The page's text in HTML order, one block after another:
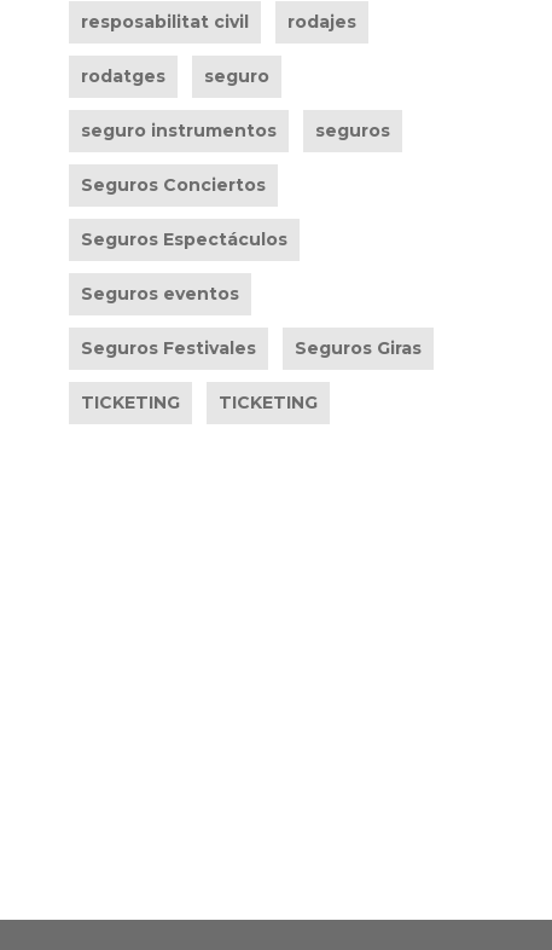
resposabilitat civil rodajes
rodatges seguro
seguro instrumentos seguros
Seguros Conciertos
Seguros Espectáculos
Seguros eventos
Seguros Festivales Seguros Giras
TICKETING TICKETING